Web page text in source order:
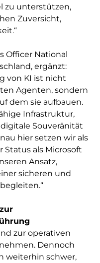
zu unterstützen,
Zuversicht,
Officer National
ergänzt:
von KI ist nicht
Agenten, sondern
dem sie aufbauen.
Infrastruktur,
Souveränität
hier setzen wir als
Status als Microsoft
Ansatz,
sicheren und
zur operativen
Dennoch
weiterhin schwer,